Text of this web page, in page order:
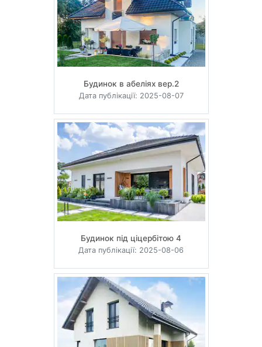
Будинок в абеліях вер.2
Дата публікації: 2025-08-07
Будинок під ціцербітою 4
Дата публікації: 2025-08-06